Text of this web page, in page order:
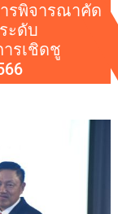
รพิจารณาคัด
ะดับ
รเชิดชู